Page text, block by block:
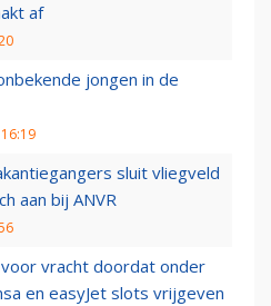
af
jongen in de
sluit vliegveld
aan bij ANVR
vracht doordat onder
en easyJet slots vrijgeven